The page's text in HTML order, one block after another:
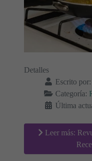
Detalles
Escrito por:
Categoría:
Última
Leer más: